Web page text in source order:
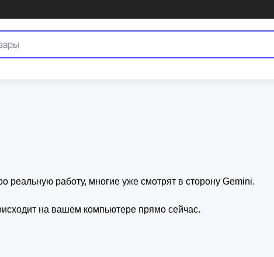
реальную работу, многие уже смотрят в сторону Gemini.
на вашем компьютере прямо сейчас.